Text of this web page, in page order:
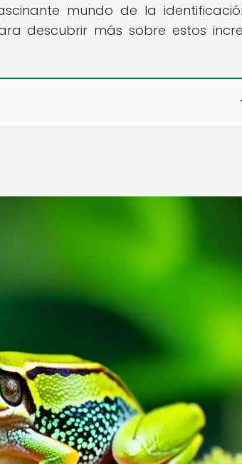
mundo de la
descubrir más sobre estos